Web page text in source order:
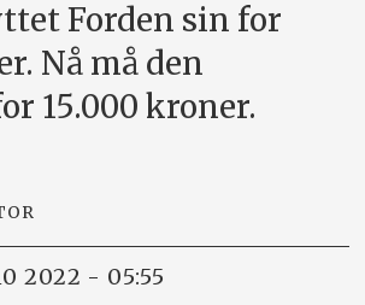
Forden sin for
Nå må den
15.000 kroner.
2022 - 05:55